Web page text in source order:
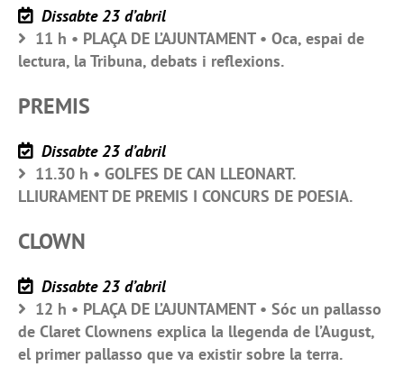
Dissabte 23 d’abril
11 h • PLAÇA DE L’AJUNTAMENT • Oca, espai de
lectura, la Tribuna, debats i reflexions.
PREMIS
Dissabte 23 d’abril
11.30 h • GOLFES DE CAN LLEONART.
LLIURAMENT DE PREMIS I CONCURS DE POESIA.
CLOWN
Dissabte 23 d’abril
12 h • PLAÇA DE L’AJUNTAMENT • Sóc un pallasso
de Claret Clownens explica la llegenda de l’August,
el primer pallasso que va existir sobre la terra.